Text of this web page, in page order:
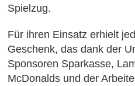
Spielzug.
Für ihren Einsatz erhielt
Geschenk, das dank der
Sponsoren Sparkasse,
McDonalds und der